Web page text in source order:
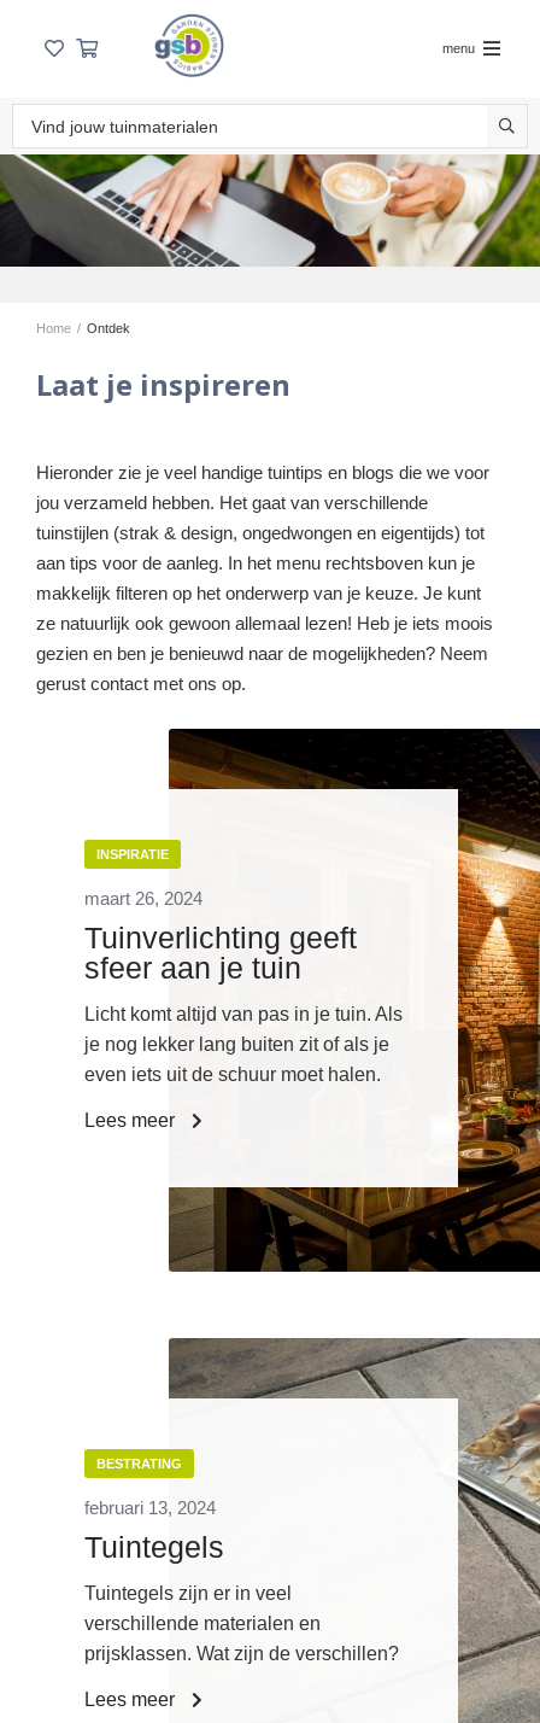
menu
Home / Ontdek
Laat je inspireren
Hieronder zie je veel handige tuintips en blogs die we voor
jou verzameld hebben. Het gaat van verschillende
tuinstijlen (strak & design, ongedwongen en eigentijds) tot
aan tips voor de aanleg. In het menu rechtsboven kun je
makkelijk filteren op het onderwerp van je keuze. Je kunt
ze natuurlijk ook gewoon allemaal lezen! Heb je iets moois
gezien en ben je benieuwd naar de mogelijkheden? Neem
gerust contact met ons op.
INSPIRATIE
maart 26, 2024
Tuinverlichting geeft
sfeer aan je tuin
Licht komt altijd van pas in je tuin. Als
je nog lekker lang buiten zit of als je
even iets uit de schuur moet halen.
Lees meer
BESTRATING
februari 13, 2024
Tuintegels
Tuintegels zijn er in veel
verschillende materialen en
prijsklassen. Wat zijn de verschillen?
Lees meer